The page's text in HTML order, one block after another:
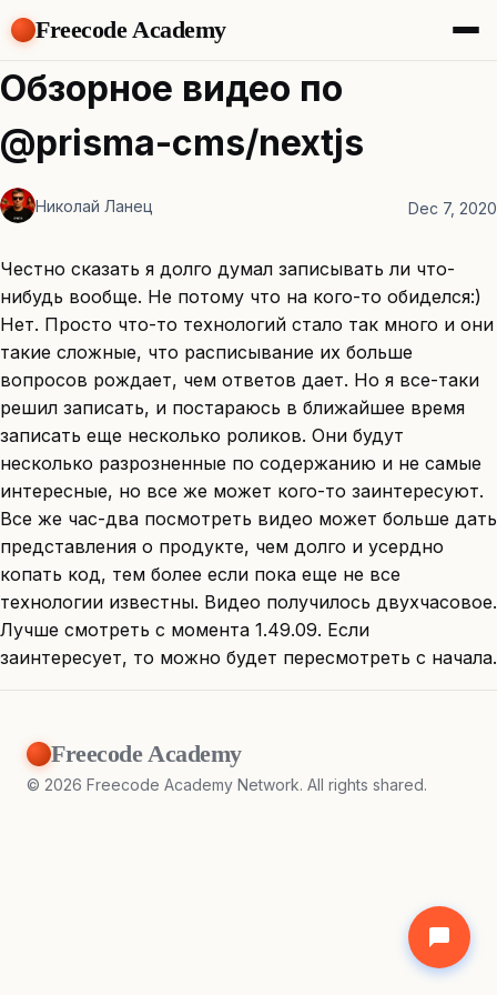
Freecode Academy
About
Members
Teams
Offers
Tasks
Get Access
Обзорное видео по
@prisma-cms/nextjs
Николай Ланец Dec 7, 2020
Честно сказать я долго думал записывать ли что-
нибудь вообще. Не потому что на кого-то обиделся:)
Нет. Просто что-то технологий стало так много и они
такие сложные, что расписывание их больше
вопросов рождает, чем ответов дает. Но я все-таки
решил записать, и постараюсь в ближайшее время
записать еще несколько роликов. Они будут
несколько разрозненные по содержанию и не самые
интересные, но все же может кого-то заинтересуют.
Все же час-два посмотреть видео может больше дать
представления о продукте, чем долго и усердно
копать код, тем более если пока еще не все
технологии известны. Видео получилось двухчасовое.
Лучше смотреть с момента 1.49.09. Если
заинтересует, то можно будет пересмотреть с начала.
Freecode Academy
© 2026 Freecode Academy Network. All rights shared.